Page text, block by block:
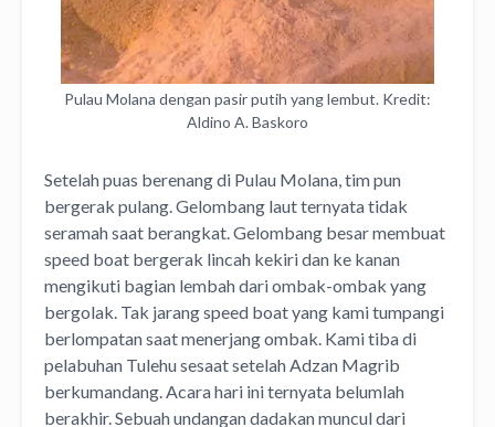
Pulau Molana dengan pasir putih yang lembut. Kredit:
Aldino A. Baskoro
Setelah puas berenang di Pulau Molana, tim pun
bergerak pulang. Gelombang laut ternyata tidak
seramah saat berangkat. Gelombang besar membuat
speed boat bergerak lincah kekiri dan ke kanan
mengikuti bagian lembah dari ombak-ombak yang
bergolak. Tak jarang speed boat yang kami tumpangi
berlompatan saat menerjang ombak. Kami tiba di
pelabuhan Tulehu sesaat setelah Adzan Magrib
berkumandang. Acara hari ini ternyata belumlah
berakhir. Sebuah undangan dadakan muncul dari